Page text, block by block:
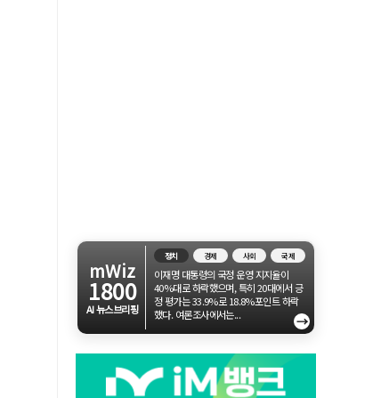
mWiz
1800
AI 뉴스브리핑
정치 경제 사회 국제
이재명 대통령의 국정 운영 지지율이
40%대로 하락했으며, 특히 20대에서 긍
정 평가는 33.9%로 18.8%포인트 하락
했다. 여론조사에서는...
→